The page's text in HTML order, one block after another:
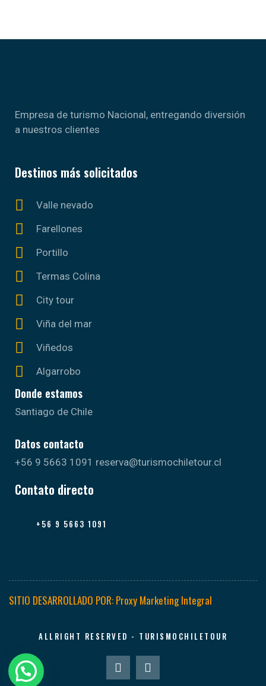
Empresa de turismo Nacional, entregando diversión
a nuestros clientes
Destinos más solicitados
Valle nevado
Farellones
Portillo
Termas Colina
City tour
Viña del mar
Viñedos
Algarrobo
Donde estamos
Santiago de Chile
Datos contacto
+56 9 5663 1091 reserva@turismochiletour.cl
Contato directo
+56 9 5663 1091
SITIO DESARROLLADO POR: Proxy Marketing Integral
ALLRIGHT RESERVED - TURISMOCHILETOUR